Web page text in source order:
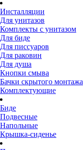
Инсталляции
Для унитазов
Комплекты с унитазом
Для биде
Для писсуаров
Для раковин
Для душа
Кнопки смыва
Бачки скрытого монтажа
Комплектующие
Биде
Подвесные
Напольные
Крышка-сиденье